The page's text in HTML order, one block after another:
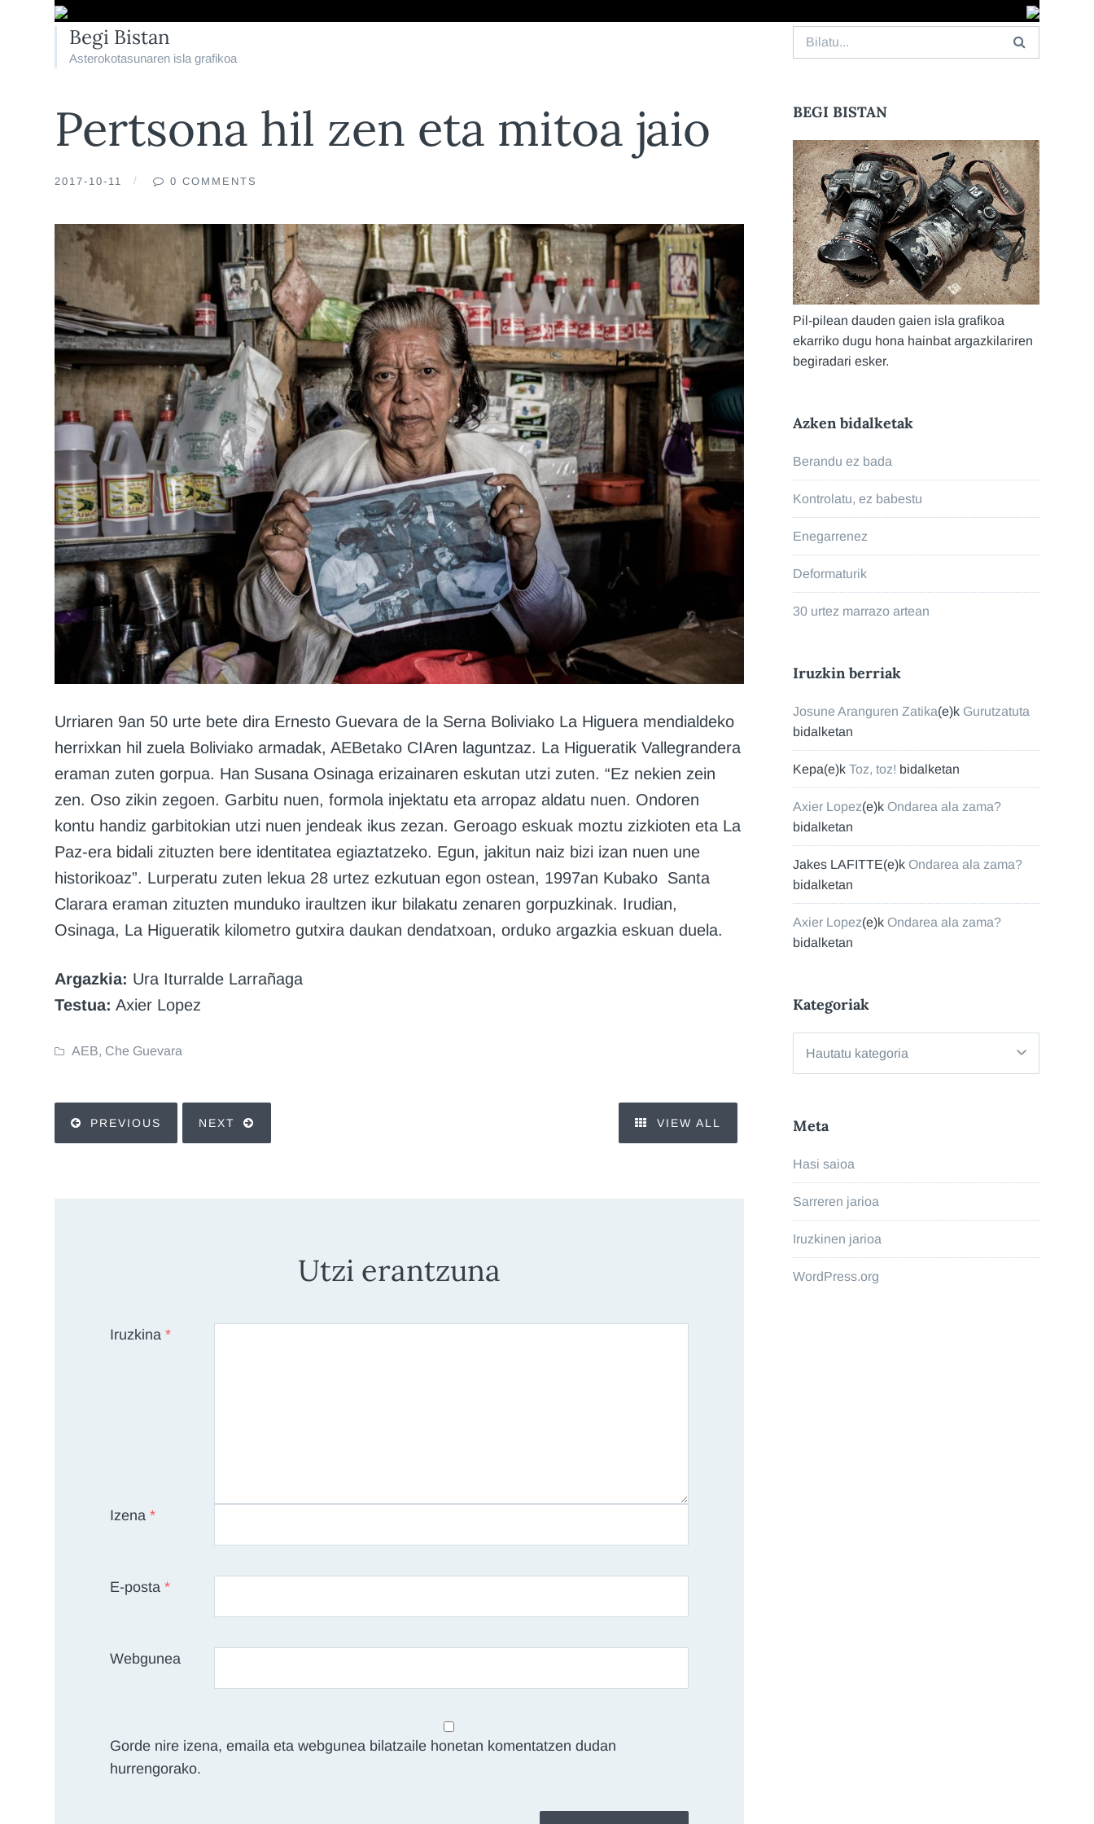
Begi Bistan
Asterokotasunaren isla grafikoa
Search
Pertsona hil zen eta mitoa jaio
2017-10-11 0 COMMENTS
Urriaren 9an 50 urte bete dira Ernesto Guevara de la Serna Boliviako La Higuera mendialdeko
herrixkan hil zuela Boliviako armadak, AEBetako CIAren laguntzaz. La Higueratik Vallegrandera
eraman zuten gorpua. Han Susana Osinaga erizainaren eskutan utzi zuten. “Ez nekien zein
zen. Oso zikin zegoen. Garbitu nuen, formola injektatu eta arropaz aldatu nuen. Ondoren
kontu handiz garbitokian utzi nuen jendeak ikus zezan. Geroago eskuak moztu zizkioten eta La
Paz-era bidali zituzten bere identitatea egiaztatzeko. Egun, jakitun naiz bizi izan nuen une
historikoaz”. Lurperatu zuten lekua 28 urtez ezkutuan egon ostean, 1997an Kubako Santa
Clarara eraman zituzten munduko iraultzen ikur bilakatu zenaren gorpuzkinak. Irudian,
Osinaga, La Higueratik kilometro gutxira daukan dendatxoan, orduko argazkia eskuan duela.
Argazkia: Ura Iturralde Larrañaga
Testua: Axier Lopez
AEB, Che Guevara
PREVIOUS NEXT VIEW ALL
Utzi erantzuna
Iruzkina *
Izena *
E-posta *
Webgunea
Gorde nire izena, emaila eta webgunea bilatzaile honetan komentatzen dudan
hurrengorako.
BEGI BISTAN
Pil-pilean dauden gaien isla grafikoa
ekarriko dugu hona hainbat argazkilariren
begiradari esker.
Azken bidalketak
Berandu ez bada
Kontrolatu, ez babestu
Enegarrenez
Deformaturik
30 urtez marrazo artean
Iruzkin berriak
Josune Aranguren Zatika(e)k Gurutzatuta
bidalketan
Kepa(e)kToz, toz! bidalketan
Axier Lopez(e)kOndarea ala zama?
bidalketan
Jakes LAFITTE(e)kOndarea ala zama?
bidalketan
Axier Lopez(e)kOndarea ala zama?
bidalketan
Kategoriak
Meta
Hasi saioa
Sarreren jarioa
Iruzkinen jarioa
WordPress.org